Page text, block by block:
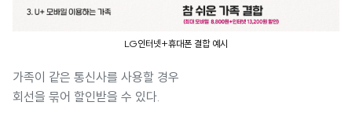
LG인터넷+휴대폰 결합 예시
가족이 같은 통신사를 사용할 경우
회선을 묶어 할인받을 수 있다.